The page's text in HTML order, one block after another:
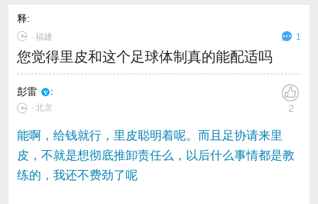
释:
∙福建 1
您觉得里皮和这个足球体制真的能配适吗
彭雷 :
∙ 北京 2
能啊，给钱就行，里皮聪明着呢。而且足协请来里
皮，不就是想彻底推卸责任么，以后什么事情都是教
练的，我还不费劲了呢